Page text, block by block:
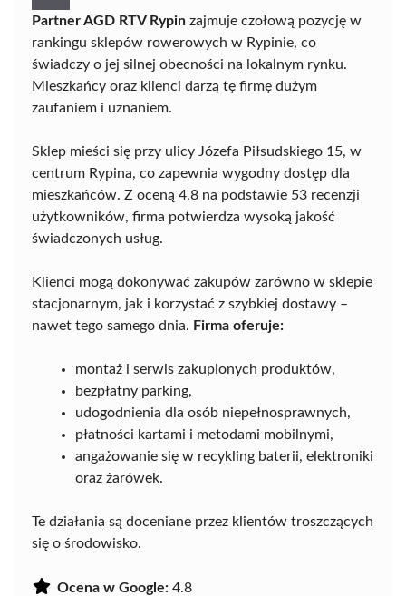
Partner AGD RTV Rypin zajmuje czołową pozycję w
rankingu sklepów rowerowych w Rypinie, co
świadczy o jej silnej obecności na lokalnym rynku.
Mieszkańcy oraz klienci darzą tę firmę dużym
zaufaniem i uznaniem.
Sklep mieści się przy ulicy Józefa Piłsudskiego 15, w
centrum Rypina, co zapewnia wygodny dostęp dla
mieszkańców. Z oceną 4,8 na podstawie 53 recenzji
użytkowników, firma potwierdza wysoką jakość
świadczonych usług.
Klienci mogą dokonywać zakupów zarówno w sklepie
stacjonarnym, jak i korzystać z szybkiej dostawy –
nawet tego samego dnia. Firma oferuje:
montaż i serwis zakupionych produktów,
bezpłatny parking,
udogodnienia dla osób niepełnosprawnych,
płatności kartami i metodami mobilnymi,
angażowanie się w recykling baterii, elektroniki
oraz żarówek.
Te działania są doceniane przez klientów troszczących
się o środowisko.
Ocena w Google: 4.8